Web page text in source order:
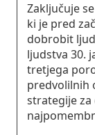
Zaključuje
ki je pred
dobrobit
ljudstva 30.
tretjega
predvolilnih
strategije za